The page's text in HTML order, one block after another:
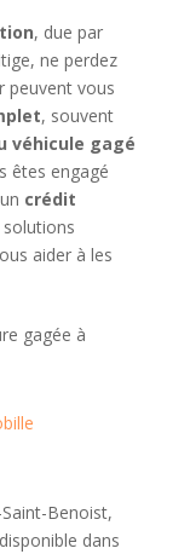
, due par
ne perdez
peuvent vous
, souvent
véhicule gagé
êtes engagé
crédit
aider à les
gagée à
Benoist,
dans